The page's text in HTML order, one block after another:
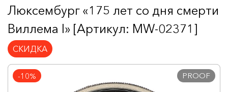
Люксембург «175 лет со дня смерти
Виллема I» [Артикул: MW-02371]
СКИДКА
-10% PROOF